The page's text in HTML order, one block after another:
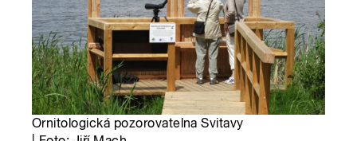
Ornitologická pozorovatelna Svitavy